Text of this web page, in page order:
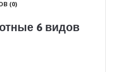
(0)
6 видов